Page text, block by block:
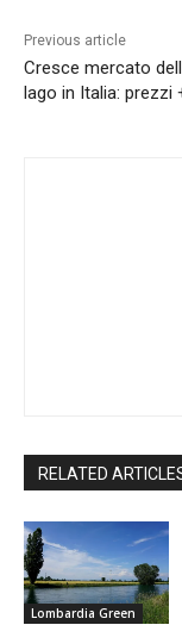
Previous article
Cresce mercato
lago in Italia: prezzi
RELATED
Lombardia Green